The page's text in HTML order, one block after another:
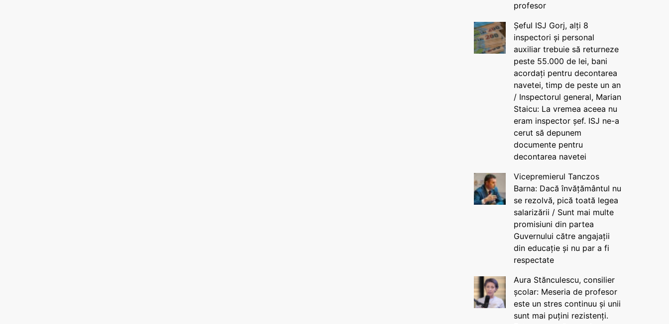
profesor
Șeful ISJ Gorj, alți 8
inspectori și personal
auxiliar trebuie să returneze
peste 55.000 de lei, bani
acordați pentru decontarea
navetei, timp de peste un an
/ Inspectorul general, Marian
Staicu: La vremea aceea nu
eram inspector șef. ISJ ne-a
cerut să depunem
documente pentru
decontarea navetei
Vicepremierul Tanczos
Barna: Dacă învățământul nu
se rezolvă, pică toată legea
salarizării / Sunt mai multe
promisiuni din partea
Guvernului către angajații
din educație și nu par a fi
respectate
Aura Stănculescu, consilier
școlar: Meseria de profesor
este un stres continuu și unii
sunt mai puțini rezistenți.